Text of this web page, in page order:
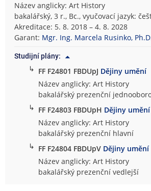
Název anglicky: Art History
bakalářský, 3 r., Bc., vyučovací jazyk:
Akreditace: 5. 8. 2018 – 4. 8. 2028
Garant: Mgr. Ing. Marcela Rusinko,
Studijní plány:
↳ FF F24801 FBDUpJ Dějiny umění
Název anglicky: Art History
bakalářský prezenční
↳ FF F24803 FBDUpH Dějiny umění
Název anglicky: Art History
bakalářský prezenční hlavní
↳ FF F24804 FBDUpV Dějiny umění
Název anglicky: Art History
bakalářský prezenční vedlejší